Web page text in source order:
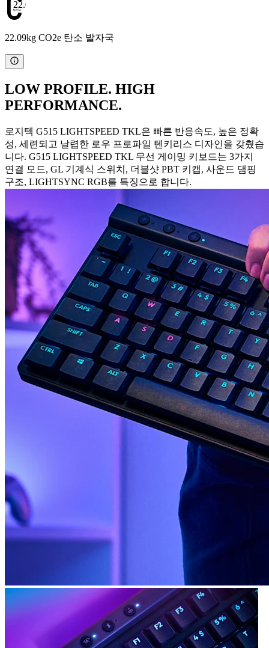
22.09
22.09kg CO2e 탄소 발자국
LOW PROFILE. HIGH
PERFORMANCE.
로지텍 G515 LIGHTSPEED TKL은 빠른 반응속도, 높은 정확
성, 세련되고 날렵한 로우 프로파일 텐키리스 디자인을 갖췄습
니다. G515 LIGHTSPEED TKL 무선 게이밍 키보드는 3가지
연결 모드, GL 기계식 스위치, 더블샷 PBT 키캡, 사운드 댐핑
구조, LIGHTSYNC RGB를 특징으로 합니다.